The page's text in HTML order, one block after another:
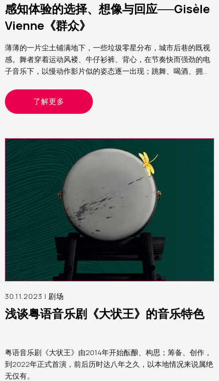
感知体验的选择、想像与回应──Gisèle
Vienne《群众》
薄薄的一片尘土铺满地下，一些垃圾零星分布，城市后巷的既视
感。舞者穿着运动风褛、牛仔衫裤、背心，在节奏快而强劲的电
子音乐下，以慢动作影片似的姿态逐一出现；跳舞、喝酒、拥
经历过Rave party（锐舞派对）的模样
了解更多
30.11.2023 | 剧场
浅谈粤语音乐剧《大状王》的音乐特色
粤语音乐剧《大状王》由2014年开始酝酿、构思；筹备、创作，
到2022年正式首演，前后历时达八年之久，以本地情况来说属绝
无仅有。